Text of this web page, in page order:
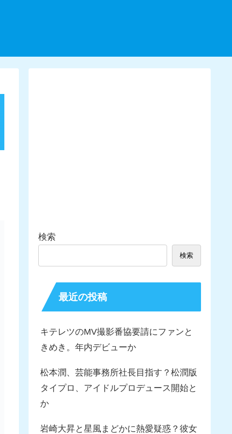
検索
検索
最近の投稿
キテレツのMV撮影番協要請にファンと
きめき。年内デビューか
松本潤、芸能事務所社長目指す？松潤版
タイプロ、アイドルプロデュース開始と
か
岩崎大昇と星風まどかに熱愛疑惑？彼女